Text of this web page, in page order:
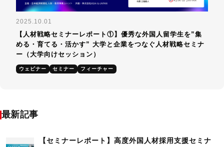
2025.10.01
【人材戦略セミナーレポート①】優秀な外国人留学生を”集
める・育てる・活かす” 大学と企業をつなぐ人材戦略セミナ
ー​（大学向けセッション）
ウェビナー セミナー フィーチャー
最新記事
【セミナーレポート】高度外国人材採用支援セミナ